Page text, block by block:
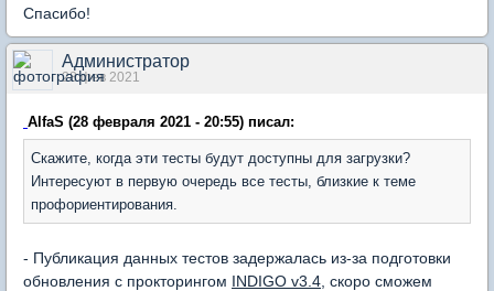
Спасибо!
Администратор
28 фев 2021
AlfaS (28 февраля 2021 - 20:55) писал:
Скажите, когда эти тесты будут доступны для загрузки?
Интересуют в первую очередь все тесты, близкие к теме
профориентирования.
- Публикация данных тестов задержалась из-за подготовки
обновления с прокторингом INDIGO v3.4 , скоро сможем